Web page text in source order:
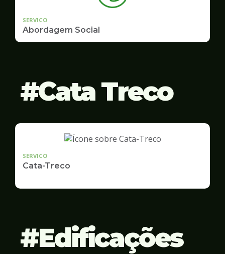
SERVICO
Abordagem Social
Cata Treco
SERVICO
Cata-Treco
Edificações